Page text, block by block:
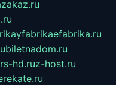
biletnadom.ru
hd.ruz-host.ru